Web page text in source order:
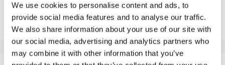
We use cookies to personalise content and ads, to
provide social media features and to analyse our traffic.
We also share information about your use of our site with
our social media, advertising and analytics partners who
may combine it with other information that you’ve
Produktinformation
SKU
151116208
EAN
8718116106999
Eigenschaften